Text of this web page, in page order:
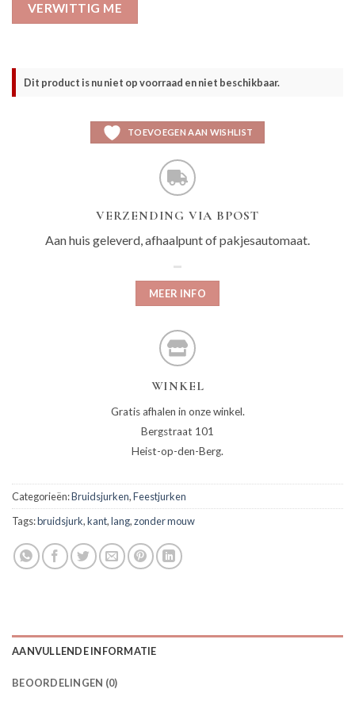
VERWITTIG ME
Dit product is nu niet op voorraad en niet beschikbaar.
TOEVOEGEN AAN WISHLIST
VERZENDING VIA BPOST
Aan huis geleverd, afhaalpunt of pakjesautomaat.
MEER INFO
WINKEL
Gratis afhalen in onze winkel.
Bergstraat 101
Heist-op-den-Berg.
Categorieën:Bruidsjurken,Feestjurken
Tags:bruidsjurk,kant,lang,zonder mouw
AANVULLENDE INFORMATIE
BEOORDELINGEN (0)